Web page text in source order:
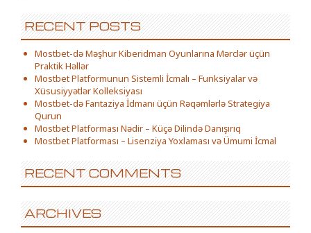
RECENT POSTS
Mostbet-də Məşhur Kiberidman Oyunlarına Mərclər üçün
Praktik Həllər
Mostbet Platformunun Sistemli İcmalı – Funksiyalar və
Xüsusiyyətlər Kolleksiyası
Mostbet-də Fantaziya İdmanı üçün Rəqəmlərlə Strategiya
Qurun
Mostbet Platforması Nədir – Küçə Dilində Danışırıq
Mostbet Platforması – Lisenziya Yoxlaması və Ümumi İcmal
RECENT COMMENTS
ARCHIVES